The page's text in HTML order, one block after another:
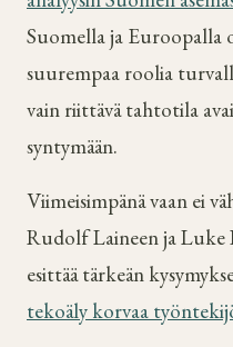
Suomella ja Euroopalla
suurempaa roolia
vain riittävä tahtotila
syntymään.
Viimeisimpänä vaan ei
Rudolf Laineen ja
esittää tärkeän
tekoäly korvaa